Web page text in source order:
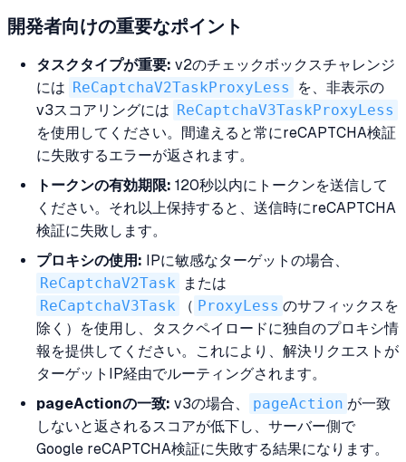
開発者向けの重要なポイント
タスクタイプが重要: v2のチェックボックスチャレンジ
には ReCaptchaV2TaskProxyLess
を、非表示の
v3スコアリングには ReCaptchaV3TaskProxyLess
を使用してください。間違えると常にreCAPTCHA検証
に失敗するエラーが返されます。
トークンの有効期限: 120秒以内にトークンを送信して
ください。それ以上保持すると、送信時にreCAPTCHA
検証に失敗します。
プロキシの使用: IPに敏感なターゲットの場合、
ReCaptchaV2Task
または
ReCaptchaV3Task
（ ProxyLess のサフィックスを
除く）を使用し、タスクペイロードに独自のプロキシ情
報を提供してください。これにより、解決リクエストが
ターゲットIP経由でルーティングされます。
pageActionの一致: v3の場合、 pageAction が一致
しないと返されるスコアが低下し、サーバー側で
Google reCAPTCHA検証に失敗する結果になります。